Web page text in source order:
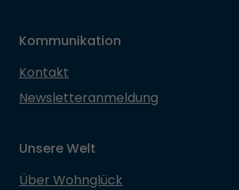
Kommunikation
Kontakt
Newsletteranmeldung
Unsere Welt
Über Wohnglück